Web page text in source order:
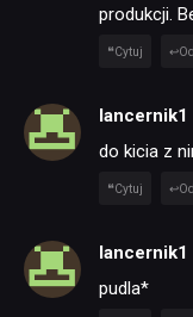
produkcji.
Cytuj
lancernik1
do kicia z
Cytuj
lancernik1
pudla*